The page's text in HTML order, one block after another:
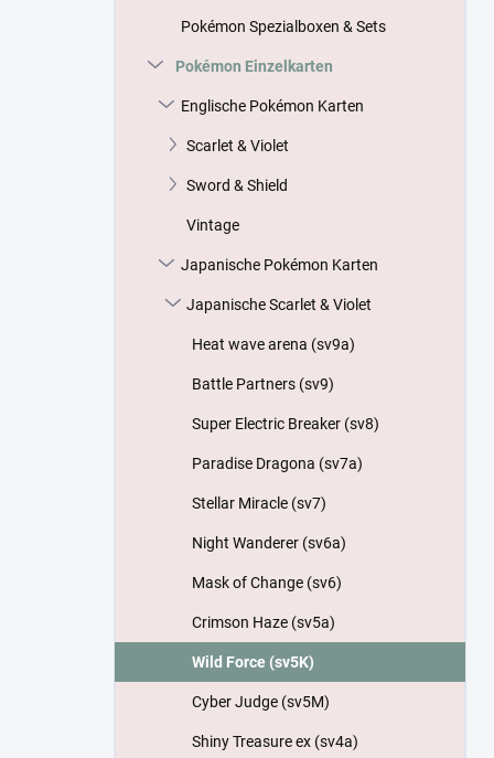
Pokémon Spezialboxen & Sets
Pokémon Einzelkarten
Englische Pokémon Karten
Scarlet & Violet
Sword & Shield
Vintage
Japanische Pokémon Karten
Japanische Scarlet & Violet
Heat wave arena (sv9a)
Battle Partners (sv9)
Super Electric Breaker (sv8)
Paradise Dragona (sv7a)
Stellar Miracle (sv7)
Night Wanderer (sv6a)
Mask of Change (sv6)
Crimson Haze (sv5a)
Wild Force (sv5K)
Cyber Judge (sv5M)
Shiny Treasure ex (sv4a)